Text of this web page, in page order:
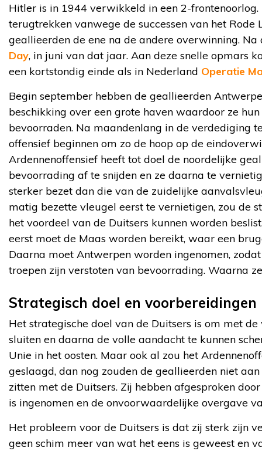
Hitler is in 1944 verwikkeld in een 2-frontenoorlog.
terugtrekken vanwege de successen van het Rode
geallieerden de ene na de andere overwinning.
Day, in juni van dat jaar. Aan deze snelle opmars
een kortstondig einde als in Nederland Operatie
Begin september hebben de geallieerden
beschikking over een grote haven waardoor ze
bevoorraden. Na maandenlang in de verdediging
offensief beginnen om zo de hoop op de
Ardennenoffensief heeft tot doel de noordelijke
bevoorrading af te snijden en ze daarna te
sterker bezet dan die van de zuidelijke
matig bezette vleugel eerst te vernietigen, zou de
het voordeel van de Duitsers kunnen worden
eerst moet de Maas worden bereikt, waar een
Daarna moet Antwerpen worden ingenomen,
troepen zijn verstoten van bevoorrading. Waarna
Strategisch doel en voorbereidingen
Het strategische doel van de Duitsers is om met
sluiten en daarna de volle aandacht te kunnen
Unie in het oosten. Maar ook al zou het
geslaagd, dan nog zouden de geallieerden niet
zitten met de Duitsers. Zij hebben afgesproken
is ingenomen en de onvoorwaardelijke overgave
Het probleem voor de Duitsers is dat zij sterk zijn
geen schim meer van wat het eens is geweest en